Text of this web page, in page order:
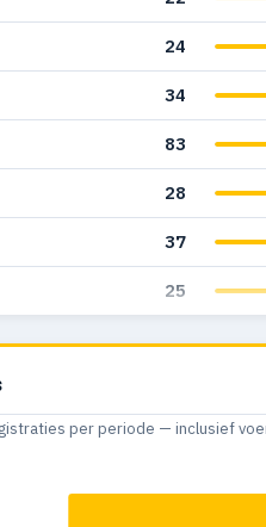
24
34
83
28
37
25
per periode — inclusief